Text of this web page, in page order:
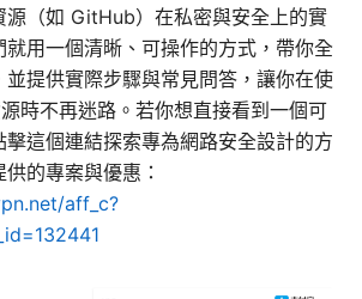
源（如 GitHub）在私密與安全上的實
用一個清晰、可操作的方式，帶你全
並提供實際步驟與常見問答，讓你在使
時不再迷路。若你想直接看到一個可
這個連結探索專為網路安全設計的方
的專案與優惠：
aff_c?